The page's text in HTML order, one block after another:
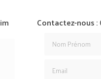
Contactez-nous :